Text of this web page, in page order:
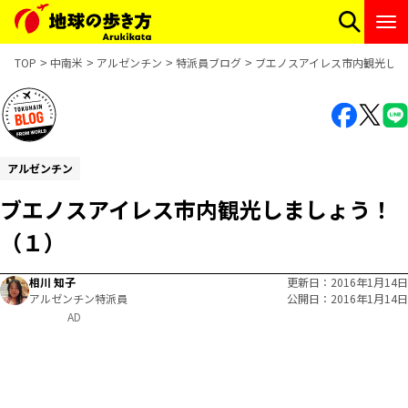
TOP 中南米 アルゼンチン 特派員ブログ ブエノスアイレス市内観光し
アルゼンチン
ブエノスアイレス市内観光しましょう！
（１）
相川 知子
アルゼンチン特派員
更新日
2016年1月14日
公開日
2016年1月14日
AD